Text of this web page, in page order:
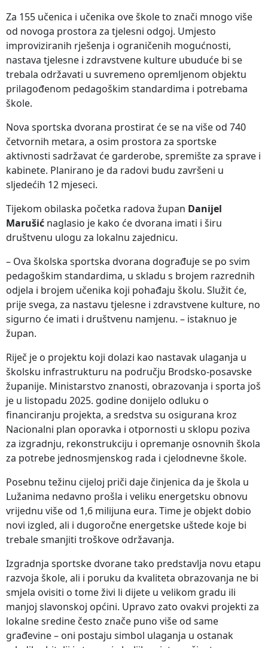
Za 155 učenica i učenika ove škole to znači mnogo više
od novoga prostora za tjelesni odgoj. Umjesto
improviziranih rješenja i ograničenih mogućnosti,
nastava tjelesne i zdravstvene kulture ubuduće bi se
trebala održavati u suvremeno opremljenom objektu
prilagođenom pedagoškim standardima i potrebama
škole.
Nova sportska dvorana prostirat će se na više od 740
četvornih metara, a osim prostora za sportske
aktivnosti sadržavat će garderobe, spremište za sprave i
kabinete. Planirano je da radovi budu završeni u
sljedećih 12 mjeseci.
Tijekom obilaska početka radova župan Danijel
Marušić naglasio je kako će dvorana imati i širu
društvenu ulogu za lokalnu zajednicu.
– Ova školska sportska dvorana dograđuje se po svim
pedagoškim standardima, u skladu s brojem razrednih
odjela i brojem učenika koji pohađaju školu. Služit će,
prije svega, za nastavu tjelesne i zdravstvene kulture, no
sigurno će imati i društvenu namjenu. – istaknuo je
župan.
Riječ je o projektu koji dolazi kao nastavak ulaganja u
školsku infrastrukturu na području Brodsko-posavske
županije. Ministarstvo znanosti, obrazovanja i sporta još
je u listopadu 2025. godine donijelo odluku o
financiranju projekta, a sredstva su osigurana kroz
Nacionalni plan oporavka i otpornosti u sklopu poziva
za izgradnju, rekonstrukciju i opremanje osnovnih škola
za potrebe jednosmjenskog rada i cjelodnevne škole.
Posebnu težinu cijeloj priči daje činjenica da je škola u
Lužanima nedavno prošla i veliku energetsku obnovu
vrijednu više od 1,6 milijuna eura. Time je objekt dobio
novi izgled, ali i dugoročne energetske uštede koje bi
trebale smanjiti troškove održavanja.
Izgradnja sportske dvorane tako predstavlja novu etapu
razvoja škole, ali i poruku da kvaliteta obrazovanja ne bi
smjela ovisiti o tome živi li dijete u velikom gradu ili
manjoj slavonskoj općini. Upravo zato ovakvi projekti za
lokalne sredine često znače puno više od same
građevine – oni postaju simbol ulaganja u ostanak